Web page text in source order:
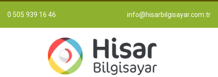
0 505 939 16 46 info@hisarbilgisayar.com.tr